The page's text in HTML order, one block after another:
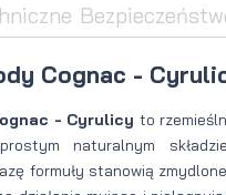
Cognac -
- Cyrulicy to
naturalnym
formuły stanowią